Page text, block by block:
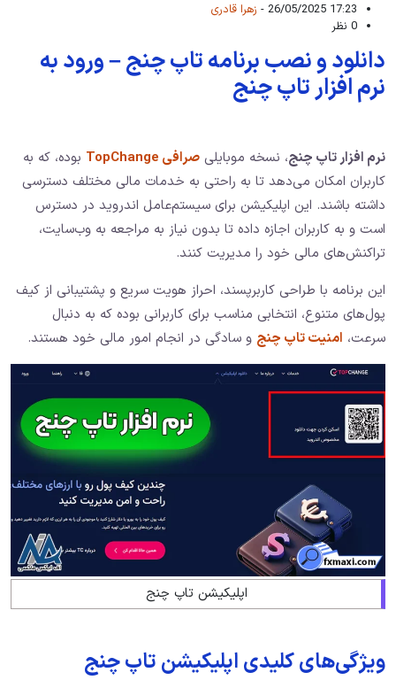
17:23 26/05/2025 -
زهرا قادری
0 نظر
دانلود و نصب برنامه تاپ چنج – ورود به
نرم افزار تاپ چنج
نرم افزار تاپ چنج، نسخه موبایلی صرافی TopChange
بوده، که به
کاربران امکان می‌دهد تا به راحتی به خدمات مالی مختلف دسترسی
داشته باشند. این اپلیکیشن برای سیستم‌عامل اندروید در دسترس
است و به کاربران اجازه داده تا بدون نیاز به مراجعه به وب‌سایت،
تراکنش‌های مالی خود را مدیریت کنند.
این برنامه با طراحی کاربرپسند، احراز هویت سریع و پشتیبانی از کیف
پول‌های متنوع، انتخابی مناسب برای کاربرانی بوده که به دنبال
سرعت، امنیت تاپ چنج و سادگی در انجام امور مالی خود هستند.
اپلیکیشن تاپ چنج
ویژگی‌های کلیدی اپلیکیشن تاپ چنج